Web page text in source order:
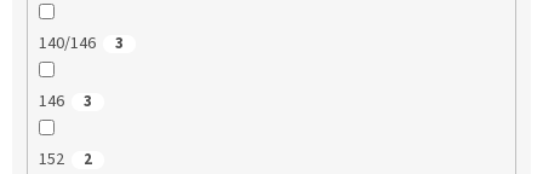
140/146 3
146 3
152 2